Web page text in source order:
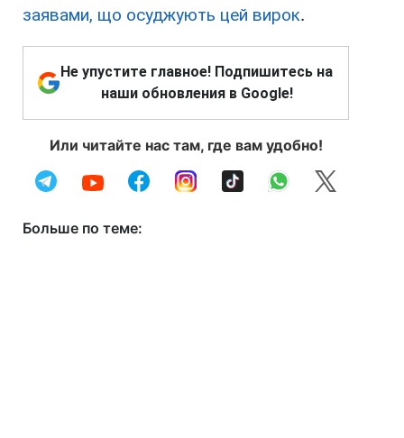
заявами, що осуджують цей вирок.
Не упустите главное! Подпишитесь на
наши обновления в Google!
Или читайте нас там, где вам удобно!
Больше по теме: